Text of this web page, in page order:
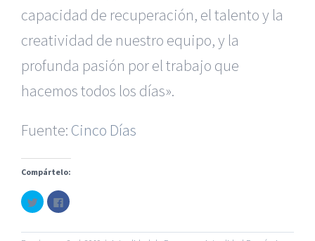
capacidad de recuperación, el talento y la
creatividad de nuestro equipo, y la
profunda pasión por el trabajo que
hacemos todos los días».
Fuente: Cinco Días
Compártelo:
Haz
clic
para
en
Haz
clic
en
|Recursos Administrativos|BGD Abogados Murcia
Abogados Alicante|BGD Abogados Madrid
Servicios de nuestra Firma |
|Formación para Abogados
Accidentes de Alicante
© Copyright 2010 -